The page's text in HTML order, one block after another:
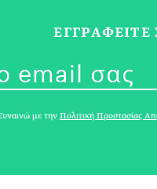
ΕΓΓPΑΦΕΙΤΕ
με την Πολιτική Προστασίας